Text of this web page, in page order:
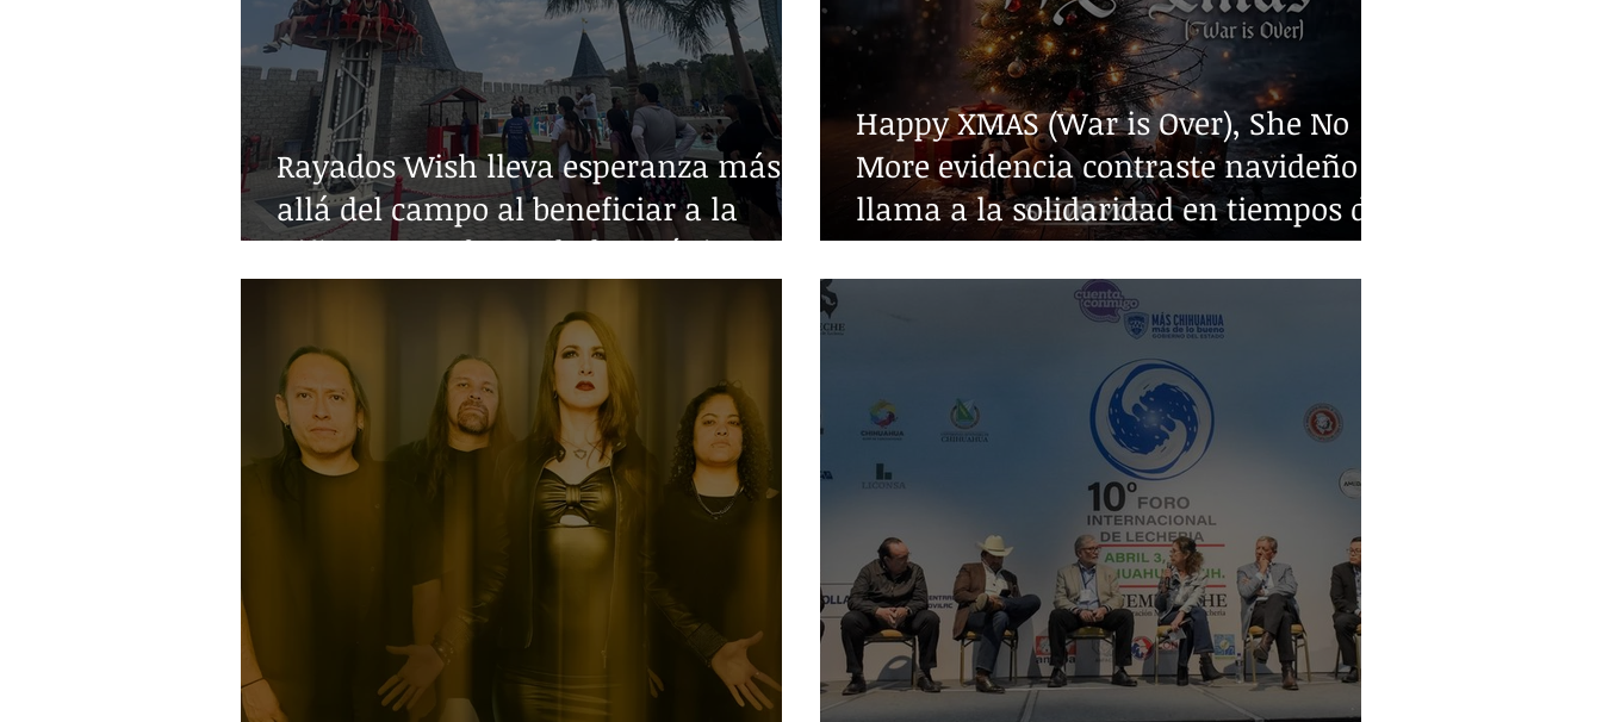
Rayados Wish lleva esperanza más
allá del campo al beneficiar a la
niñez con enfermedades crónicas
Happy XMAS (War is Over), She No
More evidencia contraste navideño y
llama a la solidaridad en tiempos de
guerra